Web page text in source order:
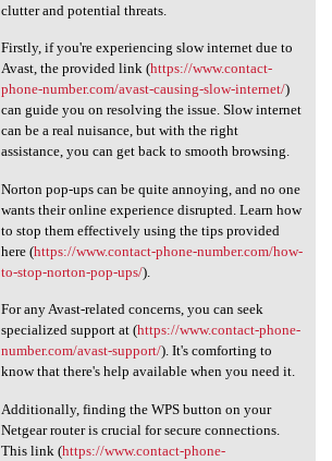
clutter and potential threats.
Firstly, if you're experiencing slow internet due to
Avast, the provided link (https://www.contact-
phone-number.com/avast-causing-slow-internet/)
can guide you on resolving the issue. Slow internet
can be a real nuisance, but with the right
assistance, you can get back to smooth browsing.
Norton pop-ups can be quite annoying, and no one
wants their online experience disrupted. Learn how
to stop them effectively using the tips provided
here (https://www.contact-phone-number.com/how-
to-stop-norton-pop-ups/).
For any Avast-related concerns, you can seek
specialized support at (https://www.contact-phone-
number.com/avast-support/). It's comforting to
know that there's help available when you need it.
Additionally, finding the WPS button on your
Netgear router is crucial for secure connections.
This link (https://www.contact-phone-